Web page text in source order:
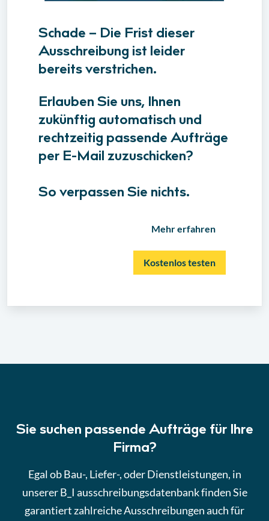
Schade – Die Frist dieser
Ausschreibung ist leider
bereits verstrichen.
Erlauben Sie uns, Ihnen
zukünftig automatisch und
rechtzeitig passende Aufträge
per E-Mail zuzuschicken?
So verpassen Sie nichts.
Mehr erfahren
Kostenlos testen
Sie suchen passende Aufträge für Ihre
Firma?
Egal ob Bau-, Liefer-, oder Dienstleistungen, in
unserer B_I ausschreibungsdatenbank finden Sie
garantiert zahlreiche Ausschreibungen auch für